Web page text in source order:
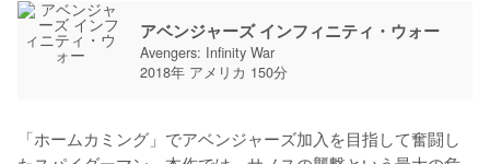
アベンジャーズ インフィニティ・ウォー
Avengers: Infinity War
2018年 アメリカ 150分
「ホームカミング」でアベンジャーズ加入を目指して奮闘し